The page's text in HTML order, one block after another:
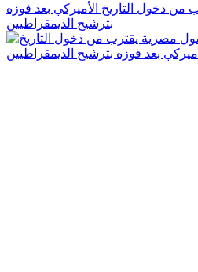
دخول التاريخ الأميركي بعد فوزه
بترشيح الديمقراطيين